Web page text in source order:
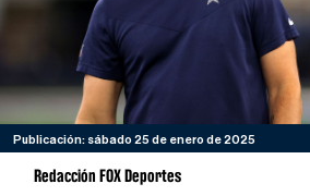
Publicación: sábado 25 de enero de 2025
Redacción FOX Deportes